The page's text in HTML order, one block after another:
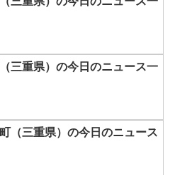
三重県）の今日のニュース一
（三重県）の今日のニュース